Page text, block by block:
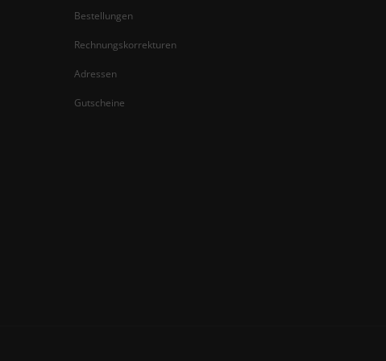
Bestellungen
Rechnungskorrekturen
Adressen
Gutscheine